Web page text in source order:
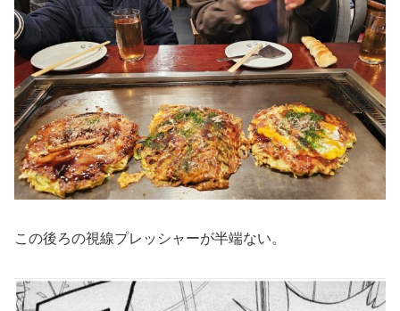
この後ろの視線プレッシャーが半端ない。